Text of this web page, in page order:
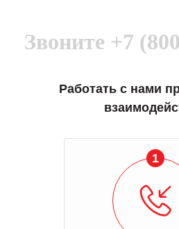
Звоните +7
Работать с нами
1